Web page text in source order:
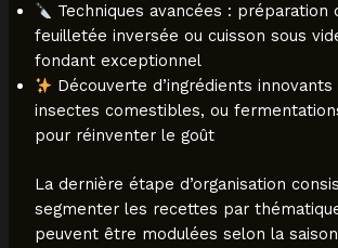
Techniques avancées : préparation
feuilletée inversée ou cuisson sous
fondant exceptionnel
Découverte d’ingrédients innovants
insectes comestibles, ou
pour réinventer le goût
La dernière étape d’organisation
segmenter les recettes par
peuvent être modulées selon la